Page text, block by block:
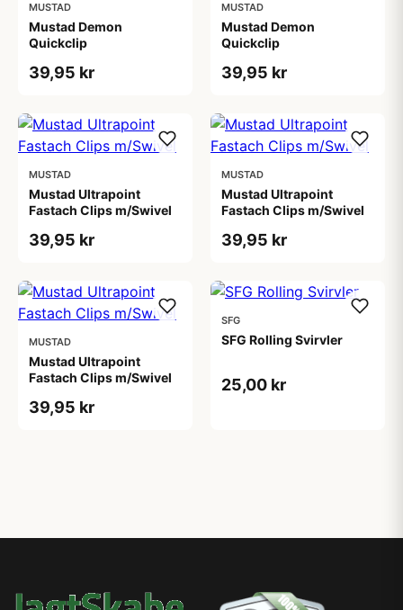
MUSTAD
Mustad Demon
Quickclip
39,95 kr
MUSTAD
Mustad Demon
Quickclip
39,95 kr
MUSTAD
Mustad Ultrapoint
Fastach Clips m/Swivel
39,95 kr
MUSTAD
Mustad Ultrapoint
Fastach Clips m/Swivel
39,95 kr
MUSTAD
Mustad Ultrapoint
Fastach Clips m/Swivel
39,95 kr
SFG
SFG Rolling Svirvler
25,00 kr